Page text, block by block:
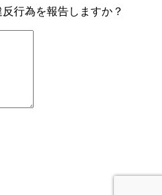
行為を報告しますか？